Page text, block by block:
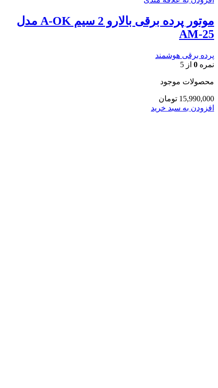
موتور پرده برقی بالارو 2 سیم A-OK مدل
AM-25
پرده برقی هوشمند
نمره 0 از 5
محصولات موجود
15,990,000 تومان
افزودن به سبد خرید